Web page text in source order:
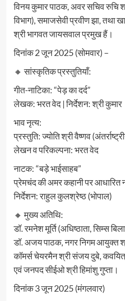
विनय कुमार पाठक, अवर सचिव रुचि
विभाग), समाजसेवी प्रवीण झा, तथा
श्री भागवत जायसवाल प्रमुख हैं।
दिनांक 2 जून 2025 (सोमवार) –
🔸 सांस्कृतिक प्रस्तुतियाँ:
गीत-नाटिका: “पेड़ का दर्द”
लेखक: भरत वेद | निर्देशन: श्री कुमार
भाव नृत्य:
प्रस्तुति: ज्योति श्री वैष्णव
लेखन व परिकल्पना: भरत वेद
नाटक: “बड़े भाईसाहब”
प्रेमचंद की अमर कहानी पर आधारित
निर्देशन: राहुल कुलश्रेष्ठ (भोपाल)
🔸 मुख्य अतिथि:
डॉ. रमनेश मूर्ति (अधिष्ठाता, सिम्स
डॉ. अजय पाठक, नगर निगम आयुक्त
कॉमर्स चेयरमैन श्री संजय दुबे,
एवं जनपद सीईओ श्री हिमांशु गुप्ता।
दिनांक 3 जून 2025 (मंगलवार)